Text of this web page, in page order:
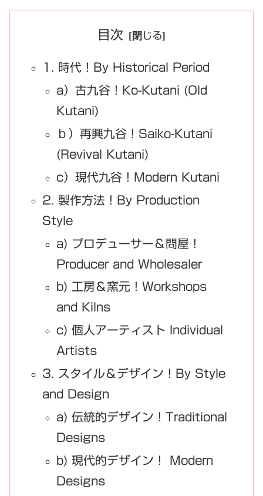
目次
1. 時代！By Historical Period
a）古九谷！Ko-Kutani (Old
Kutani)
ｂ）再興九谷！Saiko-Kutani
(Revival Kutani)
c）現代九谷！Modern Kutani
2. 製作方法！By Production
Style
a) プロデューサー＆問屋！
Producer and Wholesaler
b) 工房＆窯元！Workshops
and Kilns
c) 個人アーティスト Individual
Artists
3. スタイル＆デザイン！By Style
and Design
a) 伝統的デザイン！Traditional
Designs
b) 現代的デザイン！ Modern
Designs